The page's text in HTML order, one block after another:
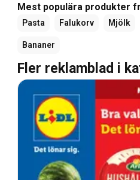
Mest populära produkter
Pasta Falukorv Mjölk
Bananer
Fler reklamblad i